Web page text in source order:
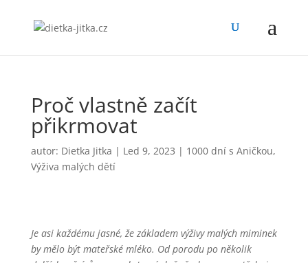
Proč vlastně začít
přikrmovat
autor: Dietka Jitka | Led 9, 2023 | 1000 dní s Aničkou,
Výživa malých dětí
Je asi každému jasné, že základem výživy malých miminek
by mělo být mateřské mléko. Od porodu po několik